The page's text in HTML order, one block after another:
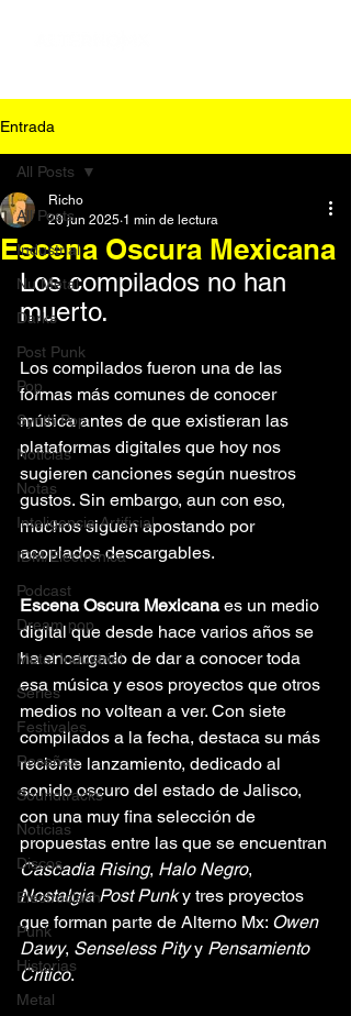
Entrada
All Posts
Industrial
Nu Metal
Darks
Post Punk
Pop
Synth Pop
Noticias
Notas
Inteligencia Artificial
IDM/Electrónica
Podcast
Dream pop
Metal Industrial
Series
Festivales
Reseñas
Soundtracks
Noticias
Discos
Electroclash
Punk
Historias
Metal
All Posts
Escena Oscura Mexicana
Richo
20 jun 2025 1 min de lectura
Los compilados no han
muerto.
Los compilados fueron una de las
formas más comunes de conocer
música antes de que existieran las
plataformas digitales que hoy nos
sugieren canciones según nuestros
gustos. Sin embargo, aun con eso,
muchos siguen apostando por
acoplados descargables.
Escena Oscura Mexicana es un medio
digital que desde hace varios años se
ha encargado de dar a conocer toda
esa música y esos proyectos que otros
medios no voltean a ver. Con siete
compilados a la fecha, destaca su más
reciente lanzamiento, dedicado al
sonido oscuro del estado de Jalisco,
con una muy fina selección de
propuestas entre las que se encuentran
Cascadia Rising, Halo Negro,
Nostalgia Post Punk y tres proyectos
que forman parte de Alterno Mx: Owen
Dawy, Senseless Pity y Pensamiento
Crítico.